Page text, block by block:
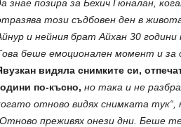
знае позира за Бехич Гюналан,
този съдбовен ден в
и нейния брат Айхан 30 години
беше емоционален момент и за
видяла снимките си,
по-късно, но така и не
отново видях снимката тук“,
„Отново преживях онези дни. Беше